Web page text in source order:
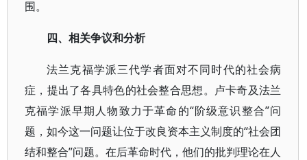
围。
四、相关争议和分析
法兰克福学派三代学者面对不同时代的社会病
症，提出了各具特色的社会整合思想。卢卡奇及法兰
克福学派早期人物致力于革命的“阶级意识整合”问
题，如今这一问题让位于改良资本主义制度的“社会团
结和整合”问题。在后革命时代，他们的批判理论在人